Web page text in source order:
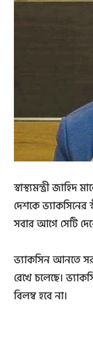
স্বাস্থ্যমন্ত্রী জাহিদ
দেশকে ভ্যাকসিনের
সবার আগে সেটি
ভ্যাকসিন আনতে
রেখে চলেছে।
বিলম্ব হবে না।